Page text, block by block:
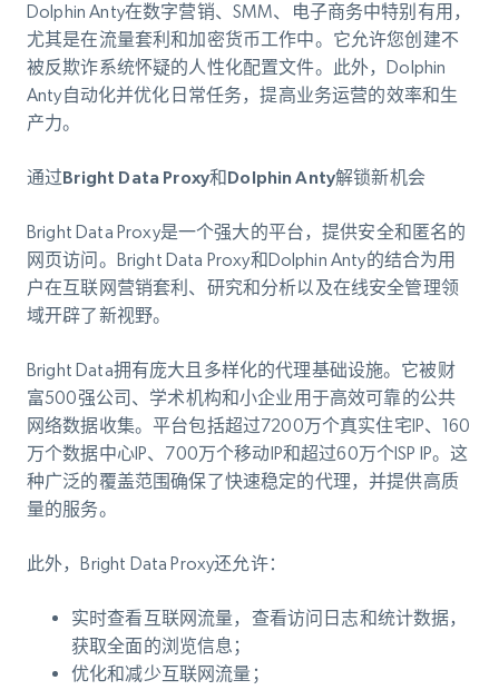
Dolphin Anty在数字营销、SMM、电子商务中特别有用，
尤其是在流量套利和加密货币工作中。它允许您创建不
被反欺诈系统怀疑的人性化配置文件。此外，Dolphin
Anty自动化并优化日常任务，提高业务运营的效率和生
产力。
通过Bright Data Proxy和Dolphin Anty解锁新机会
Bright Data Proxy是一个强大的平台，提供安全和匿名的
网页访问。Bright Data Proxy和Dolphin Anty的结合为用
户在互联网营销套利、研究和分析以及在线安全管理领
域开辟了新视野。
Bright Data拥有庞大且多样化的代理基础设施。它被财
富500强公司、学术机构和小企业用于高效可靠的公共
网络数据收集。平台包括超过7200万个真实住宅IP、160
万个数据中心IP、700万个移动IP和超过60万个ISP IP。这
种广泛的覆盖范围确保了快速稳定的代理，并提供高质
量的服务。
此外，Bright Data Proxy还允许：
实时查看互联网流量，查看访问日志和统计数据，
获取全面的浏览信息；
优化和减少互联网流量；